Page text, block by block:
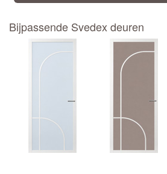
Bijpassende Svedex deuren